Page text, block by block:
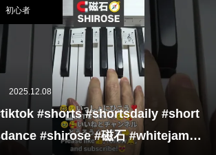
初心者
2025.12.08
#shorts #shortsdaily #short
#shirose #磁石 #whitejam #